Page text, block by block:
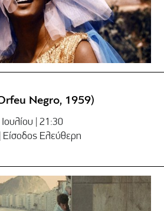
Negro, 1959)
| 21:30
Ελεύθερη